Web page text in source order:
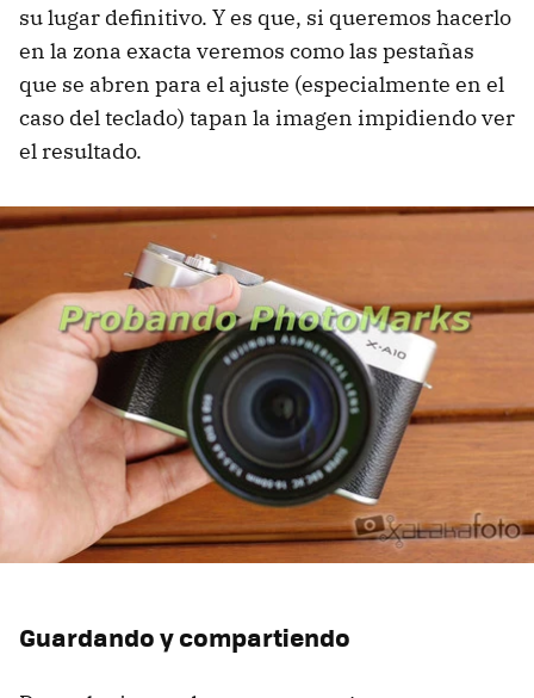
su lugar definitivo. Y es que, si queremos hacerlo
en la zona exacta veremos como las pestañas
que se abren para el ajuste (especialmente en el
caso del teclado) tapan la imagen impidiendo ver
el resultado.
Guardando y compartiendo